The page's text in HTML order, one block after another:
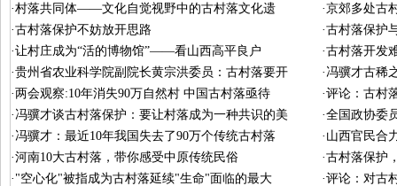
·村落共同体——文化自觉视野中的古村落文化遗
·京郊多处古
·古村落保护不妨放开思路
·古村落保护
·让村庄成为“活的博物馆”——看山西高平良户
·古村落开发
·贵州省农业科学院副院长黄宗洪委员：古村落要开
·冯骥才古稀
·两会观察:10年消失90万自然村 中国古村落亟待
·评论：古村
·冯骥才谈古村落保护：要让村落成为一种共识的美
·全国政协委
·冯骥才：最近10年我国失去了90万个传统古村落
·山西官民合
·河南10大古村落，带你感受中原传统民俗
·古村落保护
·"空心化"被指成为古村落延续"生命"面临的最大
·评论：对古